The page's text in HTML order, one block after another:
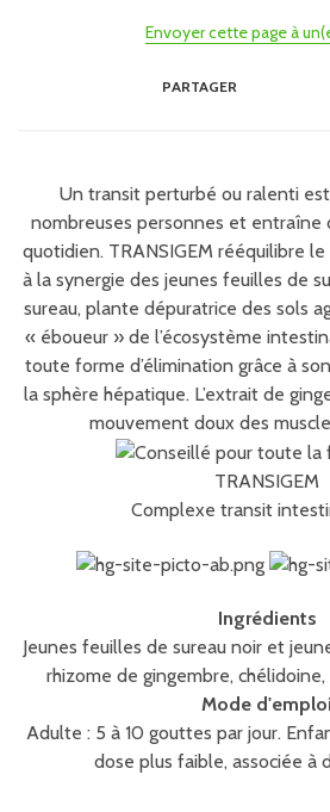
Envoyer cette page à
PARTAGER
Un transit perturbé ou ralenti
nombreuses personnes et entraîne
quotidien. TRANSIGEM rééquilibre
à la synergie des jeunes feuilles de
sureau, plante dépuratrice des sols
« éboueur » de l’écosystème
toute forme d’élimination grâce à
la sphère hépatique. L’extrait de
mouvement doux des
TRANSIGEM
Complexe transit
Ingrédients
Jeunes feuilles de sureau noir et
rhizome de gingembre,
Mode d'emploi
Adulte : 5 à 10 gouttes par jour.
dose plus faible, associée à